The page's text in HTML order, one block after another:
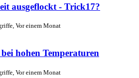
ausgeflockt - Trick17?
Vor einem Monat
hohen Temperaturen
Vor einem Monat